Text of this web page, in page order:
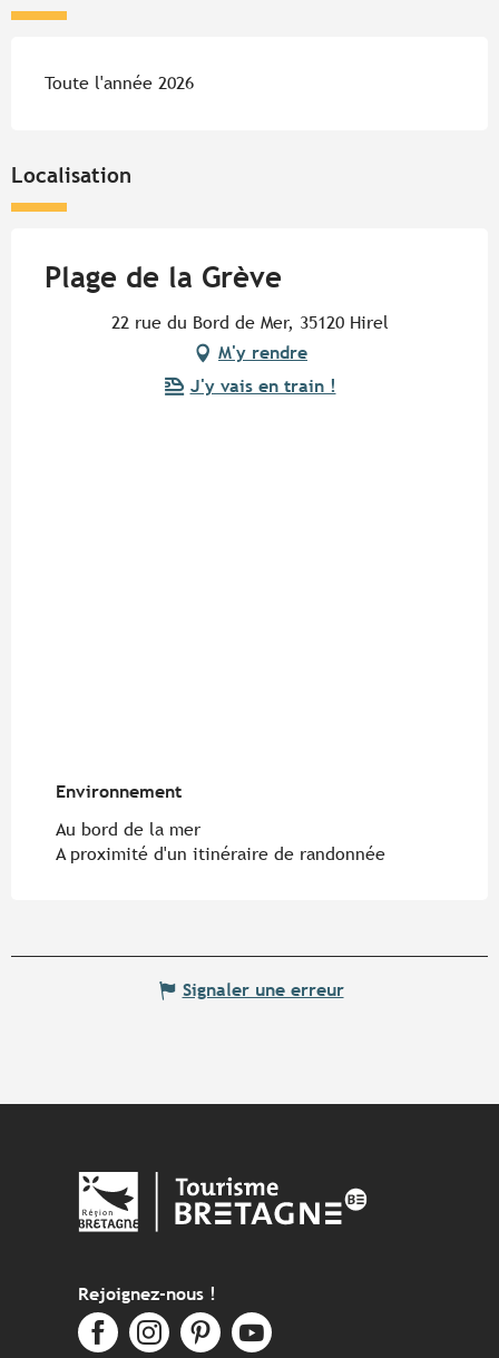
Toute l'année 2026
Localisation
Plage de la Grève
22 rue du Bord de Mer, 35120 Hirel
M'y rendre
J'y vais en train !
Environnement
Environnement
Au bord de la mer
A proximité d'un itinéraire de randonnée
Signaler une erreur
Rejoignez-nous !